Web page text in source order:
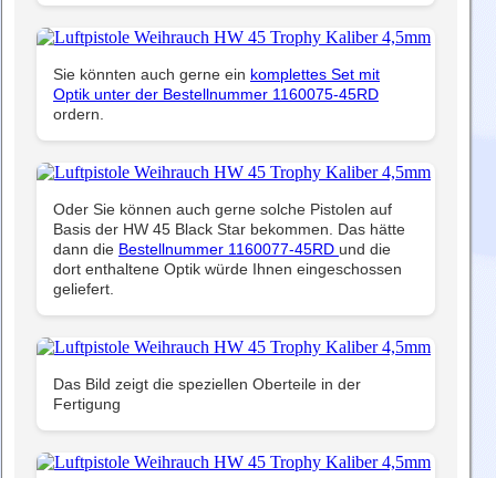
Sie könnten auch gerne ein komplettes Set mit
Optik unter der Bestellnummer 1160075-45RD
ordern.
Oder Sie können auch gerne solche Pistolen auf
Basis der HW 45 Black Star bekommen. Das hätte
dann die Bestellnummer 1160077-45RD und die
dort enthaltene Optik würde Ihnen eingeschossen
geliefert.
Das Bild zeigt die speziellen Oberteile in der
Fertigung